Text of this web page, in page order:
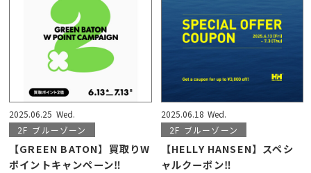
2025.06.25 Wed.
2F ブルーゾーン
【GREEN BATON】買取りW
ポイントキャンペーン‼
2025.06.18 Wed.
2F ブルーゾーン
【HELLY HANSEN】スペシ
ャルクーポン‼